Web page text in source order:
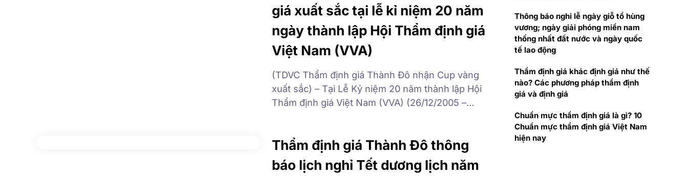
giá xuất sắc tại lễ kỉ niệm 20 năm
ngày thành lập Hội Thẩm định giá
Việt Nam (VVA)
(TDVC Thẩm định giá Thành Đô nhận Cup vàng
xuất sắc) – Tại Lễ Kỷ niệm 20 năm thành lập Hội
Thẩm định giá Việt Nam (VVA) (26/12/2005 –
dự được nhận Cup vàng công ty […]
Thẩm định giá Thành Đô thông
báo lịch nghỉ Tết dương lịch năm
Thông báo nghỉ lễ ngày giỗ tổ hùng
vương; ngày giải phóng miền nam
thống nhất đất nước và ngày quốc
tế lao động
Thẩm định giá khác định giá như thế
nào? Các phương pháp thẩm định
giá và định giá
Chuẩn mực thẩm định giá là gì? 10
Chuẩn mực thẩm định giá Việt Nam
hiện nay